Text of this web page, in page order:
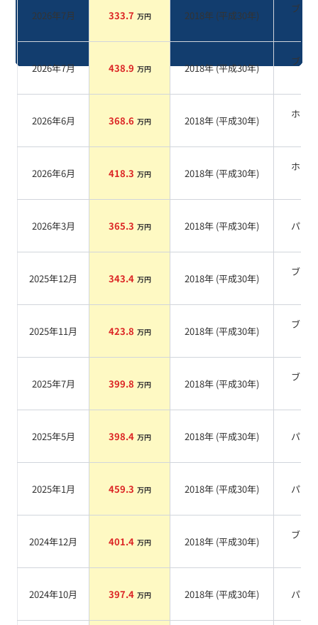
2026年7月 333.7 万円 2018年 (平成30年)
ブラ
2026年7月 438.9 万円 2018年 (平成30年)
ブラ
2026年6月 368.6 万円 2018年 (平成30年)
ホワ
2026年6月 418.3 万円 2018年 (平成30年)
ホワ
2026年3月 365.3 万円 2018年 (平成30年) パール
2025年12月 343.4 万円 2018年 (平成30年)
ブラ
2025年11月 423.8 万円 2018年 (平成30年)
ブラ
2025年7月 399.8 万円 2018年 (平成30年)
ブラ
2025年5月 398.4 万円 2018年 (平成30年) パール
2025年1月 459.3 万円 2018年 (平成30年) パール
2024年12月 401.4 万円 2018年 (平成30年)
ブラ
2024年10月 397.4 万円 2018年 (平成30年) パール